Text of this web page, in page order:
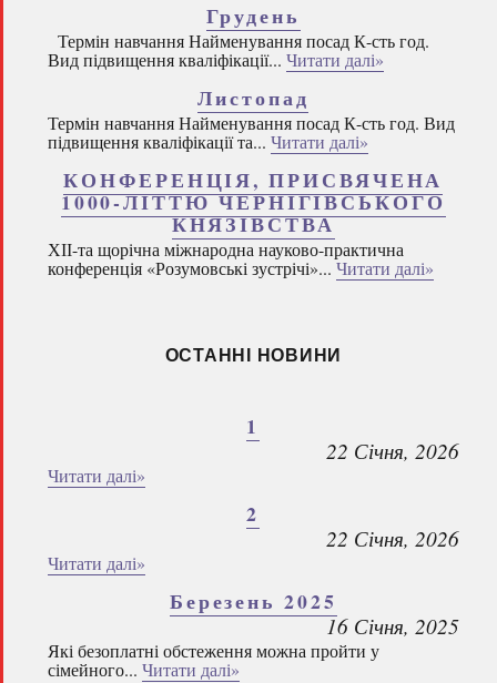
Грудень
Термін навчання Найменування посад К-сть год.
Вид підвищення кваліфікації... Читати далі»
Листопад
Термін навчання Найменування посад К-сть год. Вид
підвищення кваліфікації та... Читати далі»
КОНФЕРЕНЦІЯ, ПРИСВЯЧЕНА
1000-ЛІТТЮ ЧЕРНІГІВСЬКОГО
КНЯЗІВСТВА
ХІІ-та щорічна міжнародна науково-практична
конференція «Розумовські зустрічі»... Читати далі»
ОСТАННІ НОВИНИ
1
22 Січня, 2026
Читати далі»
2
22 Січня, 2026
Читати далі»
Березень 2025
16 Січня, 2025
Які безоплатні обстеження можна пройти у
сімейного... Читати далі»